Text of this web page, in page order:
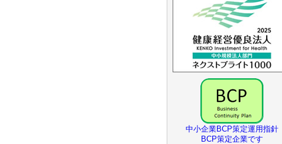
中小企業BCP策定運用指針
BCP策定企業です